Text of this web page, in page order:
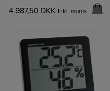
4.987,50 DKK Inkl. moms